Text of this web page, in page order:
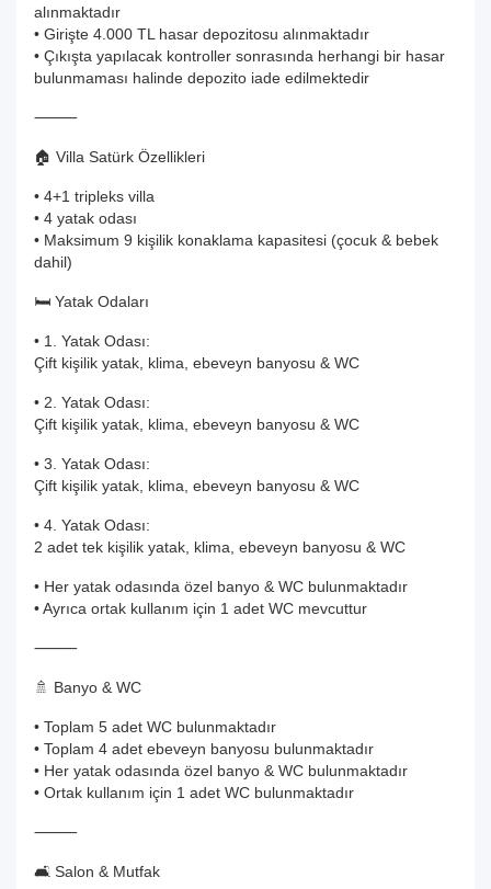
alınmaktadır
• Girişte 4.000 TL hasar depozitosu alınmaktadır
• Çıkışta yapılacak kontroller sonrasında herhangi bir hasar
bulunmaması halinde depozito iade edilmektedir
⸻
🏠 Villa Satürk Özellikleri
• 4+1 tripleks villa
• 4 yatak odası
• Maksimum 9 kişilik konaklama kapasitesi (çocuk & bebek
dahil)
🛏️ Yatak Odaları
• 1. Yatak Odası:
Çift kişilik yatak, klima, ebeveyn banyosu & WC
• 2. Yatak Odası:
Çift kişilik yatak, klima, ebeveyn banyosu & WC
• 3. Yatak Odası:
Çift kişilik yatak, klima, ebeveyn banyosu & WC
• 4. Yatak Odası:
2 adet tek kişilik yatak, klima, ebeveyn banyosu & WC
• Her yatak odasında özel banyo & WC bulunmaktadır
• Ayrıca ortak kullanım için 1 adet WC mevcuttur
⸻
🚿 Banyo & WC
• Toplam 5 adet WC bulunmaktadır
• Toplam 4 adet ebeveyn banyosu bulunmaktadır
• Her yatak odasında özel banyo & WC bulunmaktadır
• Ortak kullanım için 1 adet WC bulunmaktadır
⸻
🛋️ Salon & Mutfak